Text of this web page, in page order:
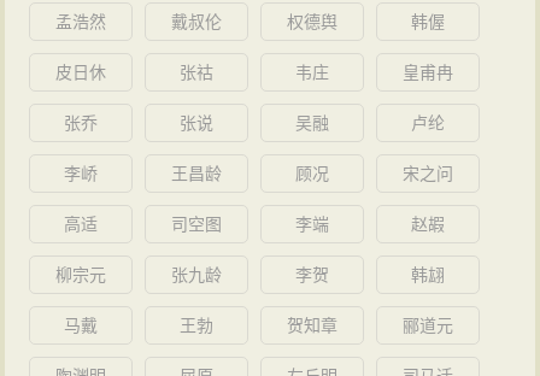
孟浩然 戴叔伦 权德舆 韩偓
皮日休 张祜 韦庄 皇甫冉
张乔 张说 吴融 卢纶
李峤 王昌龄 顾况 宋之问
高适 司空图 李端 赵嘏
柳宗元 张九龄 李贺 韩翃
马戴 王勃 贺知章 郦道元